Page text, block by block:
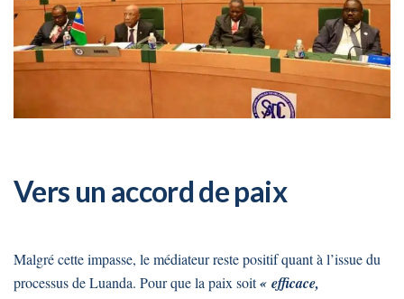
Vers un accord de paix
Malgré cette impasse, le médiateur reste positif quant à l’issue du
processus de Luanda. Pour que la paix soit« efficace,